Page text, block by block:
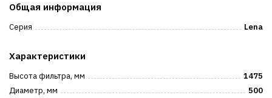
Общая информация
Серия Lena
Характеристики
Высота фильтра, мм
1475
Диаметр, мм
500